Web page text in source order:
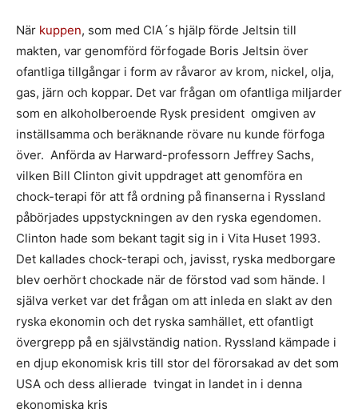
När kuppen, som med CIA´s hjälp förde Jeltsin till
makten, var genomförd förfogade Boris Jeltsin över
ofantliga tillgångar i form av råvaror av krom, nickel, olja,
gas, järn och koppar. Det var frågan om ofantliga miljarder
som en alkoholberoende Rysk president omgiven av
inställsamma och beräknande rövare nu kunde förfoga
över. Anförda av Harward-professorn Jeffrey Sachs,
vilken Bill Clinton givit uppdraget att genomföra en
chock-terapi för att få ordning på finanserna i Ryssland
påbörjades uppstyckningen av den ryska egendomen.
Clinton hade som bekant tagit sig in i Vita Huset 1993.
Det kallades chock-terapi och, javisst, ryska medborgare
blev oerhört chockade när de förstod vad som hände. I
själva verket var det frågan om att inleda en slakt av den
ryska ekonomin och det ryska samhället, ett ofantligt
övergrepp på en självständig nation. Ryssland kämpade i
en djup ekonomisk kris till stor del förorsakad av det som
USA och dess allierade tvingat in landet in i denna
ekonomiska kris